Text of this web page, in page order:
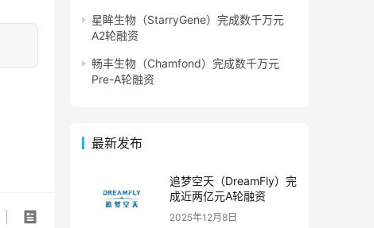
星眸生物（StarryGene）完成数千万元
A2轮融资
畅丰生物（Chamfond）完成数千万元
Pre-A轮融资
最新发布
追梦空天（DreamFly）完
成近两亿元A轮融资
2025年12月8日